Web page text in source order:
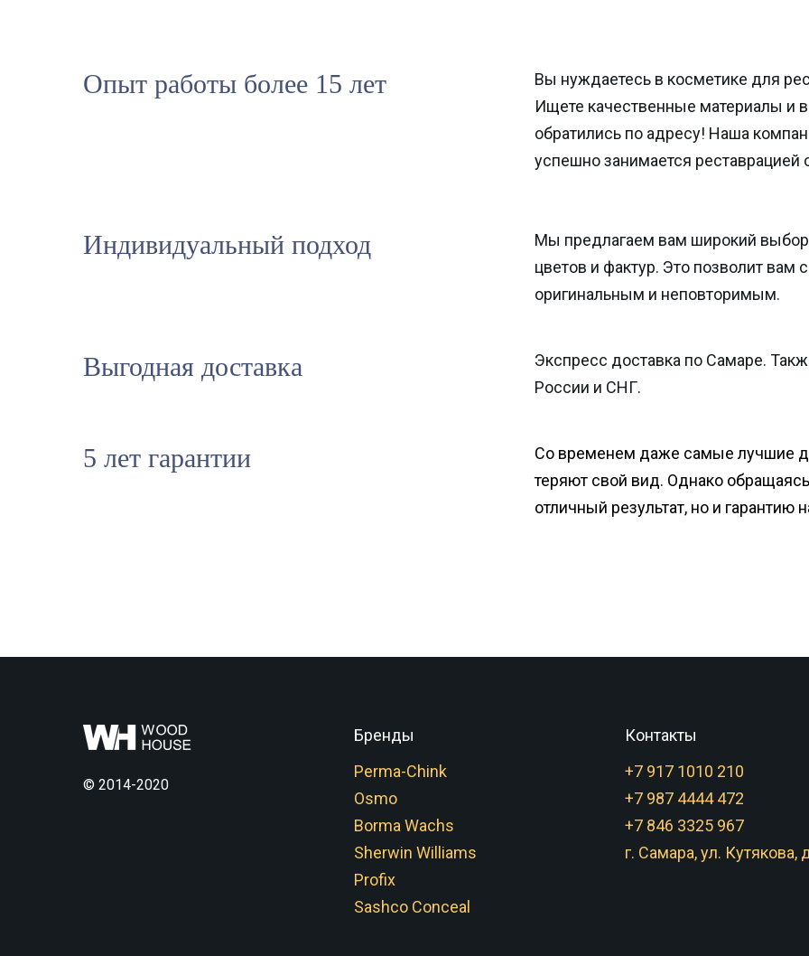
Опыт работы более 15 лет
Вы нуждаетесь в косметике для
Ищете качественные материалы и
обратились по адресу! Наша
успешно занимается реставрацией
Индивидуальный подход
Мы предлагаем вам широкий
цветов и фактур. Это позволит вам
оригинальным и неповторимым.
Выгодная доставка
Экспресс доставка по Самаре.
России и СНГ.
5 лет гарантии
Со временем даже самые лучшие
теряют свой вид. Однако
отличный результат, но и гарантию
© 2014-2020
Бренды
Perma-Chink
Osmo
Borma Wachs
Sherwin Williams
Profix
Sashco Conceal
Контакты
+7 917 1010 210
+7 987 4444 472
+7 846 3325 967
г. Самара, ул. Кутякова,